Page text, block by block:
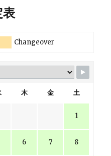
Changeover
木 金 土
1
6 7 8